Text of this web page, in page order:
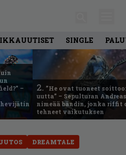
SINGLE
–
2. ”He ovat tuoneet
uutta” – Sepulturan
nimeää bändin, jonka riffit
tehneet vaikutuksen
DREAMTALE